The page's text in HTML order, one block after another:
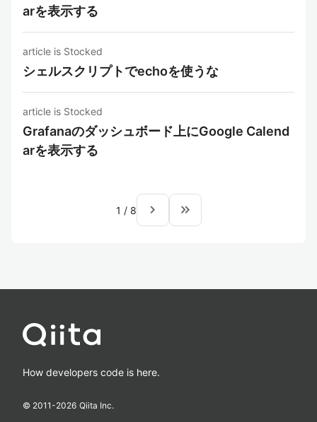
arを表示する
article is Stocked
シェルスクリプトでechoを使うな
article is Stocked
Grafanaのダッシュボード上にGoogle Calend
arを表示する
1 / 8 navigate_next keyboard_double_arrow_right
How developers code is here.
© 2011-2026 Qiita Inc.